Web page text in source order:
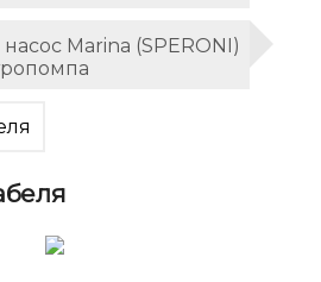
Marina (SPERONI)